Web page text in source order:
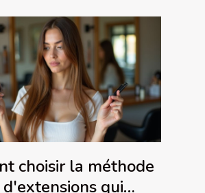
choisir la méthode
d'extensions qui